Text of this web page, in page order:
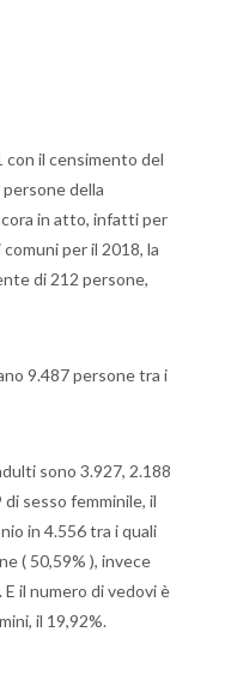
con il censimento del
della
in atto, infatti per
per il 2018, la
di 212 persone,
9.487 persone tra i
sono 3.927, 2.188
di sesso femminile, il
in 4.556 tra i quali
( 50,59% ), invece
il numero di vedovi è
il 19,92%.